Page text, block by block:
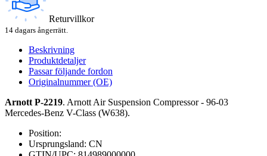
Returvillkor
14 dagars ångerrätt.
Beskrivning
Produktdetaljer
Passar följande fordon
Originalnummer (OE)
Arnott P-2219. Arnott Air Suspension Compressor - 96-03
Mercedes-Benz V-Class (W638).
Position:
Ursprungsland: CN